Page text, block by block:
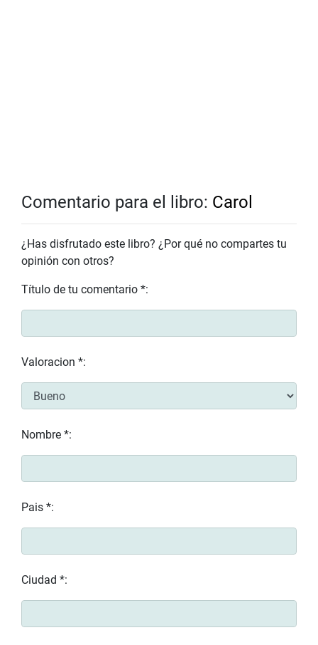
Comentario para el libro: Carol
¿Has disfrutado este libro? ¿Por qué no compartes tu
opinión con otros?
Título de tu comentario *:
Valoracion *:
Nombre *:
Pais *:
Ciudad *: